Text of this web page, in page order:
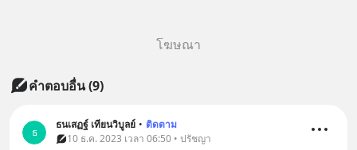
โฆษณา
คำตอบอื่น(9)
ธ
ธนเสฏฐ์ เทียนวิบูลย์ • ติดตาม
10 ธ.ค. 2023 เวลา 06:50 • ปรัชญา